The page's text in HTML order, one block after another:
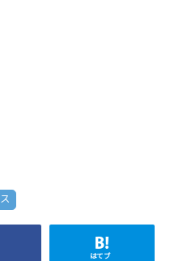
はてブ